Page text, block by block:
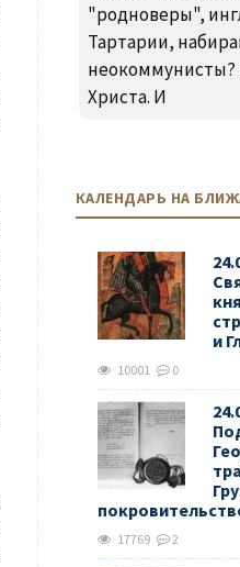
"родноверы",
Тартарии,
неокоммунисты?
Христа. И
КАЛЕНДАРЬ НА
и
10001 0
17769 2